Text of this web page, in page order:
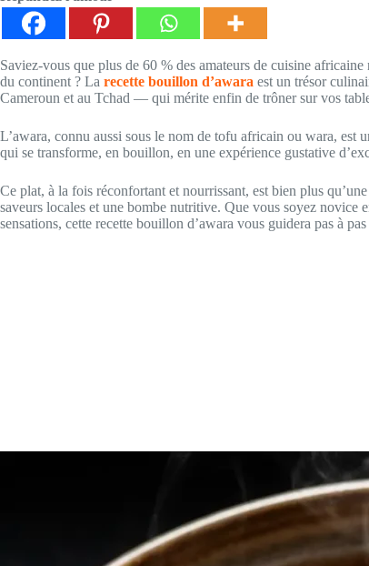
Saviez-vous que plus de 60 % des amateurs de cuisine
du continent ? La recette bouillon d’awara est un trésor
Cameroun et au Tchad — qui mérite enfin de trôner sur vos
L’awara, connu aussi sous le nom de tofu africain ou wara, est
qui se transforme, en bouillon, en une expérience gustative
Ce plat, à la fois réconfortant et nourrissant, est bien plus
saveurs locales et une bombe nutritive. Que vous soyez
sensations, cette recette bouillon d’awara vous guidera pas à